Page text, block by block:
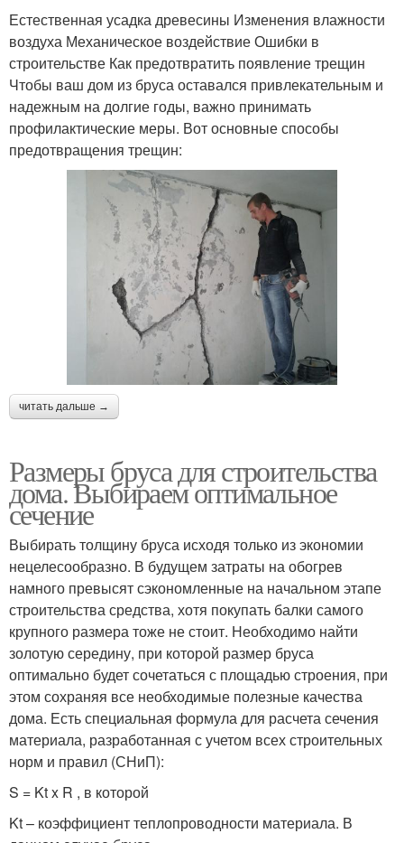
Естественная усадка древесины Изменения влажности
воздуха Механическое воздействие Ошибки в
строительстве Как предотвратить появление трещин
Чтобы ваш дом из бруса оставался привлекательным и
надежным на долгие годы, важно принимать
профилактические меры. Вот основные способы
предотвращения трещин:
читать дальше →
Размеры бруса для строительства
дома. Выбираем оптимальное
сечение
Выбирать толщину бруса исходя только из экономии
нецелесообразно. В будущем затраты на обогрев
намного превысят сэкономленные на начальном этапе
строительства средства, хотя покупать балки самого
крупного размера тоже не стоит. Необходимо найти
золотую середину, при которой размер бруса
оптимально будет сочетаться с площадью строения, при
этом сохраняя все необходимые полезные качества
дома. Есть специальная формула для расчета сечения
материала, разработанная с учетом всех строительных
норм и правил (СНиП):
S = Kt x R , в которой
Kt – коэффициент теплопроводности материала. В